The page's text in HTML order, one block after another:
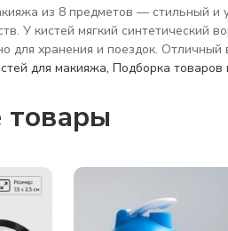
из 8 предметов — стильный и
У кистей мягкий
для хранения и поездок.
для макияжа, Подборка товаров